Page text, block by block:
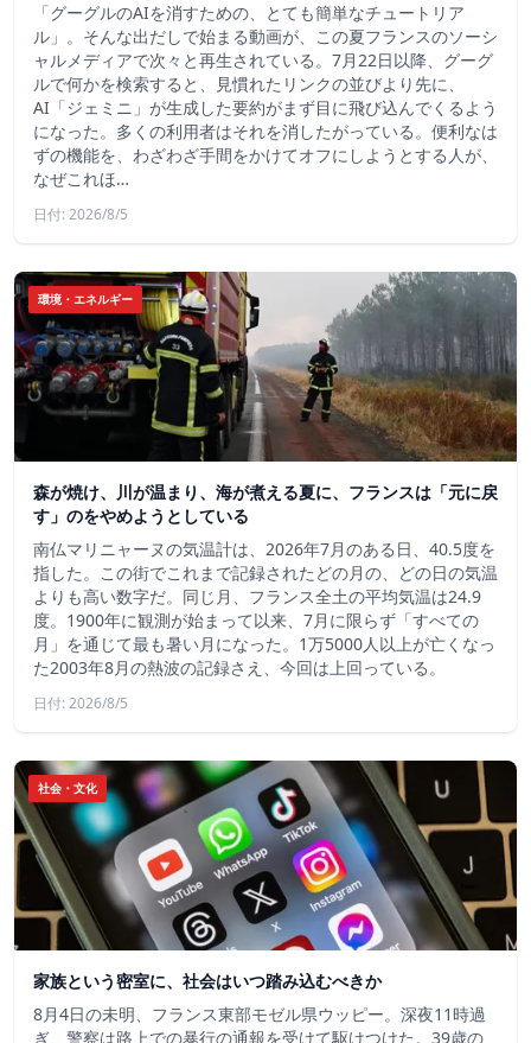
「グーグルのAIを消すための、とても簡単なチュートリア
ル」。そんな出だしで始まる動画が、この夏フランスのソーシ
ャルメディアで次々と再生されている。7月22日以降、グーグ
ルで何かを検索すると、見慣れたリンクの並びより先に、
AI「ジェミニ」が生成した要約がまず目に飛び込んでくるよう
になった。多くの利用者はそれを消したがっている。便利なは
ずの機能を、わざわざ手間をかけてオフにしようとする人が、
なぜこれほ…
日付: 2026/8/5
環境・エネルギー
森が焼け、川が温まり、海が煮える夏に、フランスは「元に戻
す」のをやめようとしている
南仏マリニャーヌの気温計は、2026年7月のある日、40.5度を
指した。この街でこれまで記録されたどの月の、どの日の気温
よりも高い数字だ。同じ月、フランス全土の平均気温は24.9
度。1900年に観測が始まって以来、7月に限らず「すべての
月」を通じて最も暑い月になった。1万5000人以上が亡くなっ
た2003年8月の熱波の記録さえ、今回は上回っている。
日付: 2026/8/5
社会・文化
家族という密室に、社会はいつ踏み込むべきか
8月4日の未明、フランス東部モゼル県ウッピー。深夜11時過
ぎ、警察は路上での暴行の通報を受けて駆けつけた。39歳の